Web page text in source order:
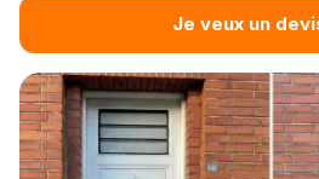
Je veux un